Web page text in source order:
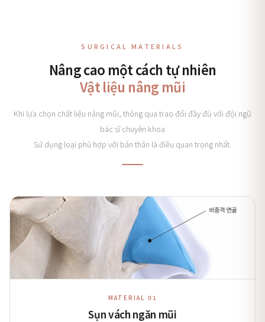
SURGICAL MATERIALS
Nâng cao một cách tự nhiên
Vật liệu nâng mũi
Khi lựa chọn chất liệu nâng mũi, thông qua trao đổi đầy đủ với đội ngũ
bác sĩ chuyên khoa
Sử dụng loại phù hợp với bản thân là điều quan trọng nhất.
MATERIAL 01
Sụn vách ngăn mũi